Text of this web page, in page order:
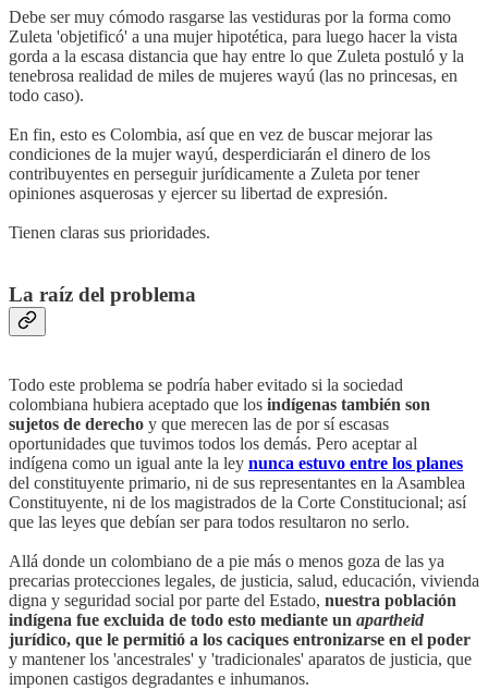
Debe ser muy cómodo rasgarse las vestiduras por la forma como
Zuleta 'objetificó' a una mujer hipotética, para luego hacer la vista
gorda a la escasa distancia que hay entre lo que Zuleta postuló y la
tenebrosa realidad de miles de mujeres wayú (las no princesas, en
todo caso).
En fin, esto es Colombia, así que en vez de buscar mejorar las
condiciones de la mujer wayú, desperdiciarán el dinero de los
contribuyentes en perseguir jurídicamente a Zuleta por tener
opiniones asquerosas y ejercer su libertad de expresión.
Tienen claras sus prioridades.
La raíz del problema
Todo este problema se podría haber evitado si la sociedad
colombiana hubiera aceptado que los indígenas también son
sujetos de derecho y que merecen las de por sí escasas
oportunidades que tuvimos todos los demás. Pero aceptar al
indígena como un igual ante la ley nunca estuvo entre los planes
del constituyente primario, ni de sus representantes en la Asamblea
Constituyente, ni de los magistrados de la Corte Constitucional; así
que las leyes que debían ser para todos resultaron no serlo.
Allá donde un colombiano de a pie más o menos goza de las ya
precarias protecciones legales, de justicia, salud, educación, vivienda
digna y seguridad social por parte del Estado, nuestra población
indígena fue excluida de todo esto mediante un apartheid
jurídico, que le permitió a los caciques entronizarse en el poder
y mantener los 'ancestrales' y 'tradicionales' aparatos de justicia, que
imponen castigos degradantes e inhumanos.